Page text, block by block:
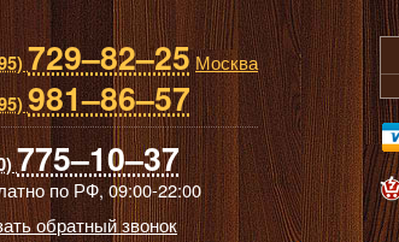
паркет
729–82–25 Москва
981–86–57
775–10–37
по РФ,09:00-22:00
обратный звонок